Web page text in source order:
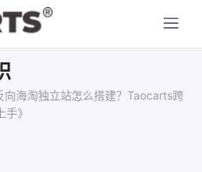
向海淘独立站怎么搭建？Taocarts跨
》